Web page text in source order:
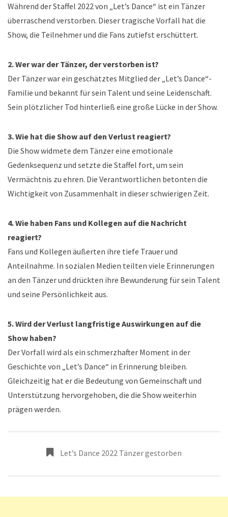
Während der Staffel 2022 von „Let’s Dance“ ist ein Tänzer
überraschend verstorben. Dieser tragische Vorfall hat die
Show, die Teilnehmer und die Fans zutiefst erschüttert.
2. Wer war der Tänzer, der verstorben ist?
Der Tänzer war ein geschätztes Mitglied der „Let’s Dance“-
Familie und bekannt für sein Talent und seine Leidenschaft.
Sein plötzlicher Tod hinterließ eine große Lücke in der Show.
3. Wie hat die Show auf den Verlust reagiert?
Die Show widmete dem Tänzer eine emotionale
Gedenksequenz und setzte die Staffel fort, um sein
Vermächtnis zu ehren. Die Verantwortlichen betonten die
Wichtigkeit von Zusammenhalt in dieser schwierigen Zeit.
4. Wie haben Fans und Kollegen auf die Nachricht
reagiert?
Fans und Kollegen äußerten ihre tiefe Trauer und
Anteilnahme. In sozialen Medien teilten viele Erinnerungen
an den Tänzer und drückten ihre Bewunderung für sein Talent
und seine Persönlichkeit aus.
5. Wird der Verlust langfristige Auswirkungen auf die
Show haben?
Der Vorfall wird als ein schmerzhafter Moment in der
Geschichte von „Let’s Dance“ in Erinnerung bleiben.
Gleichzeitig hat er die Bedeutung von Gemeinschaft und
Unterstützung hervorgehoben, die die Show weiterhin
prägen werden.
Let’s Dance 2022 Tänzer gestorben